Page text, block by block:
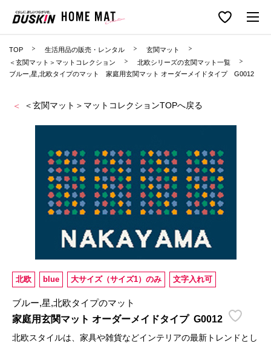
TOP 生活用品の販売・レンタル
玄関マット
＜玄関マット＞マットコレクション
北欧シリーズの玄関マット一覧
ブルー,星,北欧タイプのマット 家庭用玄関マット オーダーメイドタイプ G0012
＜玄関マット＞マットコレクションTOPへ戻る
北欧 blue 大サイズ（サイズ1）のみ 文字入れ可
ブルー,星,北欧タイプのマット
家庭用玄関マット オーダーメイドタイプ G0012
北欧スタイルは、家具や雑貨などインテリアの最新トレンドとし